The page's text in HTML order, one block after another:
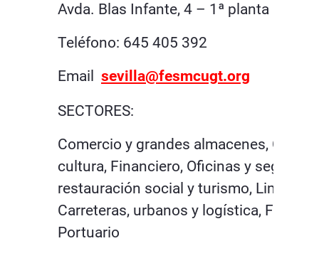
Avda. Blas Infante, 4 – 1ª planta
Teléfono: 645 405 392
Email
sevilla@fesmcugt.org
SECTORES:
Comercio y grandes almacenes,
cultura, Financiero, Oficinas y seguros,
restauración social y turismo,
Carreteras, urbanos y logística,
Portuario